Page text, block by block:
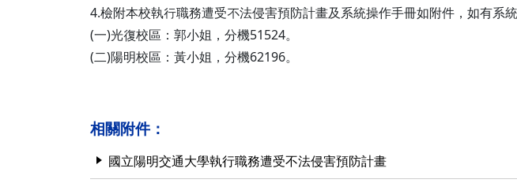
4.檢附本校執行職務遭受不法侵害預防計畫及系統操作手冊如附件，如有系
(一)光復校區：郭小姐，分機51524。
(二)陽明校區：黃小姐，分機62196。
相關附件：
國立陽明交通大學執行職務遭受不法侵害預防計畫